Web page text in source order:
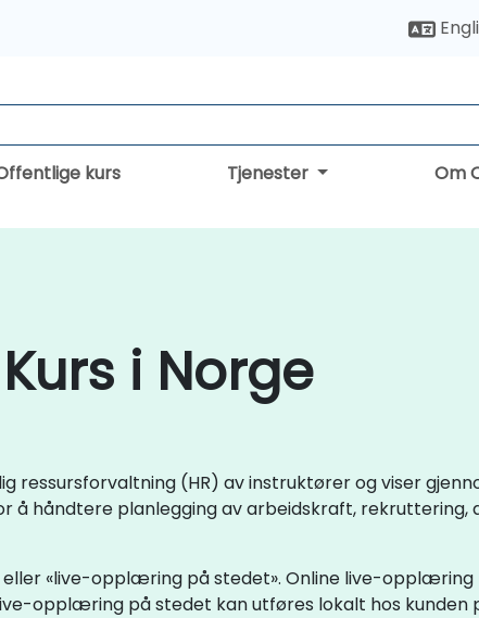
kurs Tjenester Om
i Norge
ressursforvaltning (HR) av instruktører og viser
håndtere planlegging av arbeidskraft, rekruttering,
«live-opplæring på stedet». Online live-opplæring
opplæring på stedet kan utføres lokalt hos kunden